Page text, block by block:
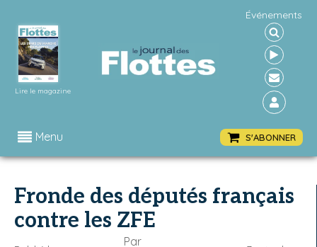
Lire le magazine
Événements
Menu S'ABONNER
Fronde des députés français
contre les ZFE
Par